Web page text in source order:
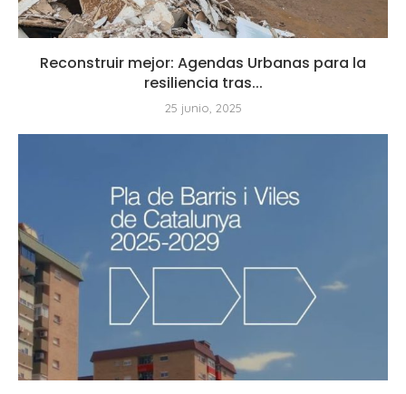
Reconstruir mejor: Agendas Urbanas para la
resiliencia tras...
25 junio, 2025